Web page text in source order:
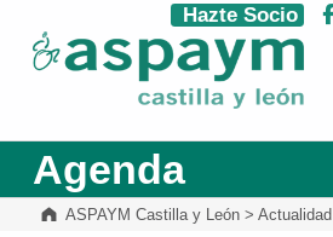
ASPAYM Castilla y León
Hazte Socio
Agenda
ASPAYM Castilla y León> Actualidad